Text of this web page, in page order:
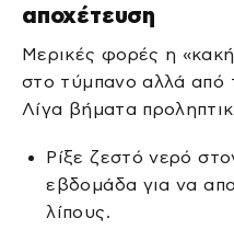
αποχέτευση
Μερικές φορές η
στο τύμπανο αλλά από
Λίγα βήματα
Ρίξε ζεστό νερό
εβδομάδα για να
λίπους.